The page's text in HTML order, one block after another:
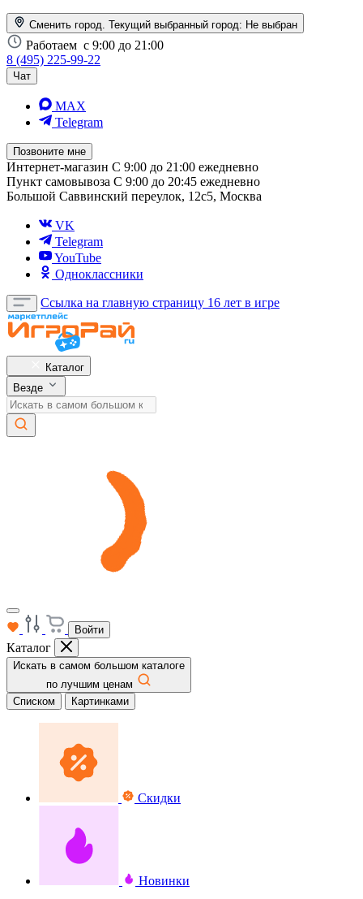
Сменить город. Текущий выбранный город: Не выбран
Работаем с 9:00 до 21:00
8 (495) 225-99-22
Чат
MAX
Telegram
Позвоните мне
Интернет-магазин С 9:00 до 21:00 ежедневно
Пункт самовывоза С 9:00 до 20:45 ежедневно
Большой Саввинский переулок, 12с5, Москва
VK
Telegram
YouTube
Одноклассники
Ссылка на главную страницу 16 лет в игре
Каталог
Везде
Войти
Каталог
Искать в самом большом каталоге
по лучшим ценам
Списком
Картинками
Скидки
Новинки